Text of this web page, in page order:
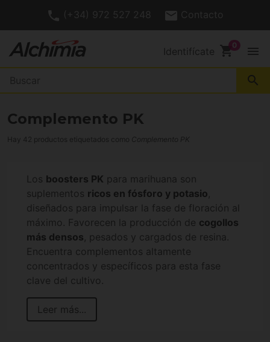
(+34) 972 527 248 Contacto
Identifícate shopping_cart menu
search
Complemento PK
Hay 42 productos etiquetados como Complemento PK
Los boosters PK para marihuana son
suplementos ricos en fósforo y potasio,
diseñados para impulsar la fase de floración al
máximo. Favorecen la producción de cogollos
más densos, pesados y cargados de resina.
Encuentra complementos altamente
concentrados y específicos para esta fase
clave del cultivo.
Leer más...